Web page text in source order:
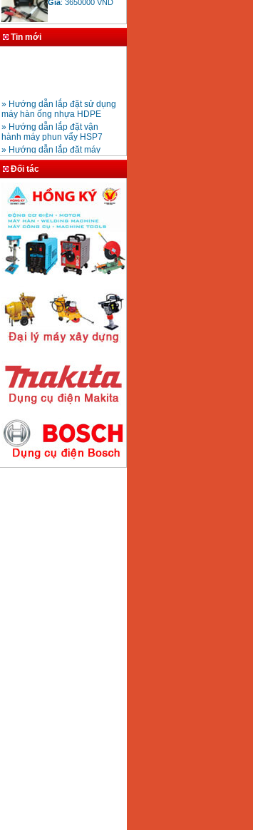
Mũi khoan rút lõi bê
tông D20-D350
Giá:330000VND
600mm Hồng Ký
KD600 (250W)
Giá:3290000VND
Máy hàn que Hồng
ký Jet SR200R
Giá:2350000 VND
Máy hàn que điện tử
Hồng ký HK 200Z
Giá: 2770000 VND
Máy hàn que điện tử
Hồng Ký HKM200D
Giá:2890000VND
Máy hàn que điện tử
Hồng ký HK200E
Tin mới
» Hướng dẫn lắp đặt sử dụng
máy hàn ống nhựa HDPE
» Hướng dẫn lắp đặt vận
hành máy phun vẩy HSP7
» Hướng dẫn lắp đặt máy
bơm ly tâm trục ngang
» Máy nén khí Jetman
» HDSD Máy Hàn Ống Nhựa
HDPE quay tay thủy lực
» Đại lý bán Máy hàn
DONSUN Thượng Hải
» Máy khoan rút lõi cầm tay
chạy điện pin
» Hình thức thanh toán tại
Thiết Bị Plaza
» Máy ổn áp, máy biến áp
» Các loại khí dùng cho máy
cắt kim loại Plasma
Đối tác